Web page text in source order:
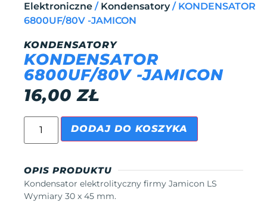
Elektroniczne / Kondensatory/ KONDENSATOR
6800UF/80V -JAMICON
KONDENSATORY
KONDENSATOR
6800UF/80V -JAMICON
16,00ZŁ
DODAJ DO KOSZYKA
OPIS PRODUKTU
Kondensator elektrolityczny firmy Jamicon LS
Wymiary 30 x 45 mm.